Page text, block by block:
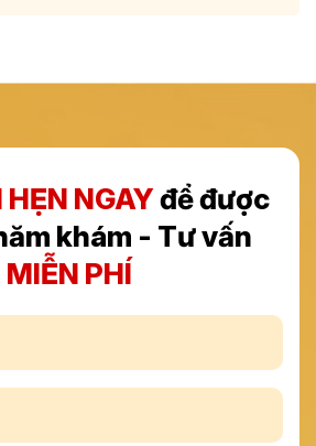
NGAYđể được
khám - Tư vấn
MIỄN PHÍ